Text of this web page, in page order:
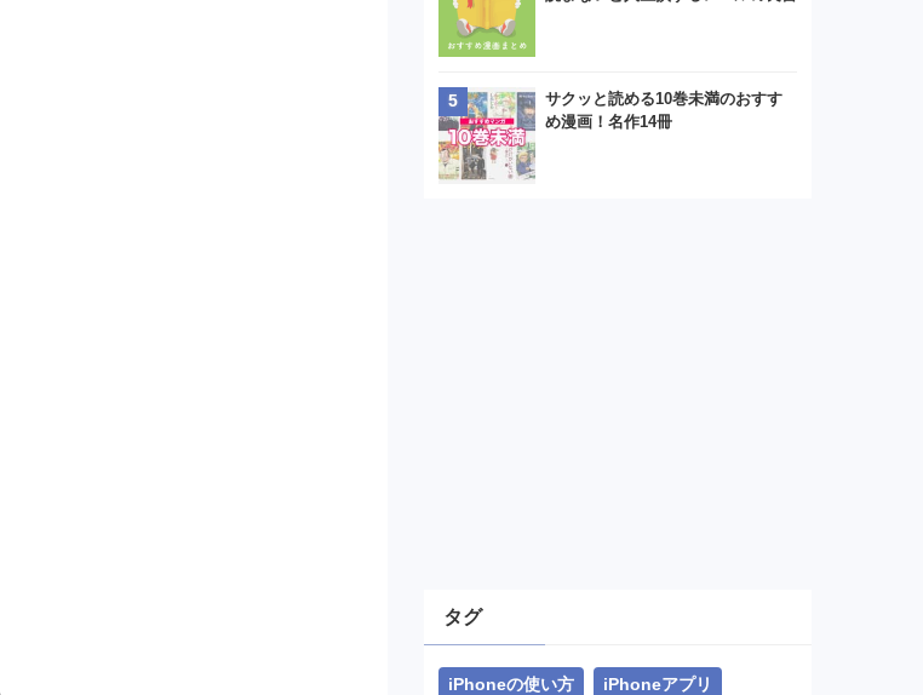
サクッと読める10巻未満のおすす
め漫画！名作14冊
タグ
iPhoneの使い方 iPhoneアプリ